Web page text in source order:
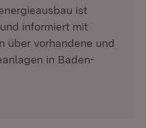
ist
informiert mit
über vorhandene und
in Baden-